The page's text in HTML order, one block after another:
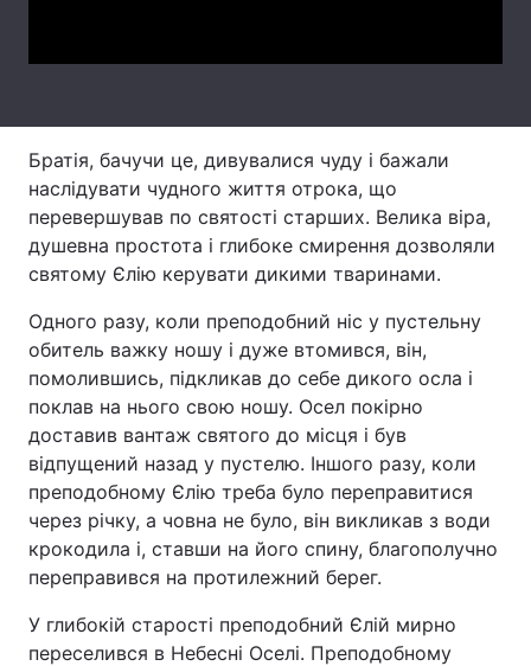
Відео з Youtube Статті
Інтерв'ю Думки
Архів Вакансії
Контакти
Тема оформлення
Братія, бачучи це, дивувалися чуду і бажали
наслідувати чудного життя отрока, що
перевершував по святості старших. Велика віра,
душевна простота і глибоке смирення дозволяли
святому Єлію керувати дикими тваринами.
Одного разу, коли преподобний ніс у пустельну
обитель важку ношу і дуже втомився, він,
помолившись, підкликав до себе дикого осла і
поклав на нього свою ношу. Осел покірно
доставив вантаж святого до місця і був
відпущений назад у пустелю. Іншого разу, коли
преподобному Єлію треба було переправитися
через річку, а човна не було, він викликав з води
крокодила і, ставши на його спину, благополучно
переправився на протилежний берег.
У глибокій старості преподобний Єлій мирно
переселився в Небесні Оселі. Преподобному